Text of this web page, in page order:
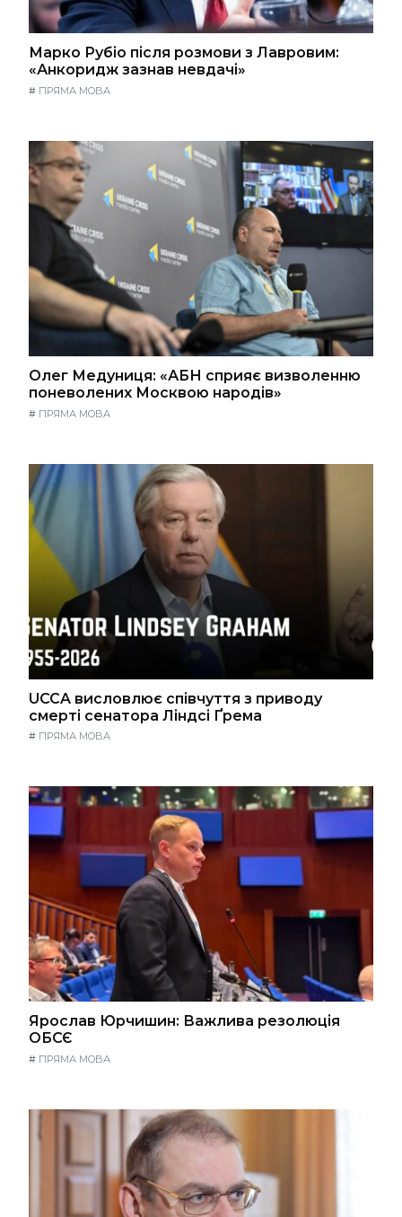
Марко Рубіо після розмови з Лавровим:
«Анкоридж зазнав невдачі»
# ПРЯМА МОВА
Олег Медуниця: «АБН сприяє визволенню
поневолених Москвою народів»
# ПРЯМА МОВА
UCCA висловлює співчуття з приводу
смерті сенатора Ліндсі Ґрема
# ПРЯМА МОВА
Ярослав Юрчишин: Важлива резолюція
ОБСЄ
# ПРЯМА МОВА